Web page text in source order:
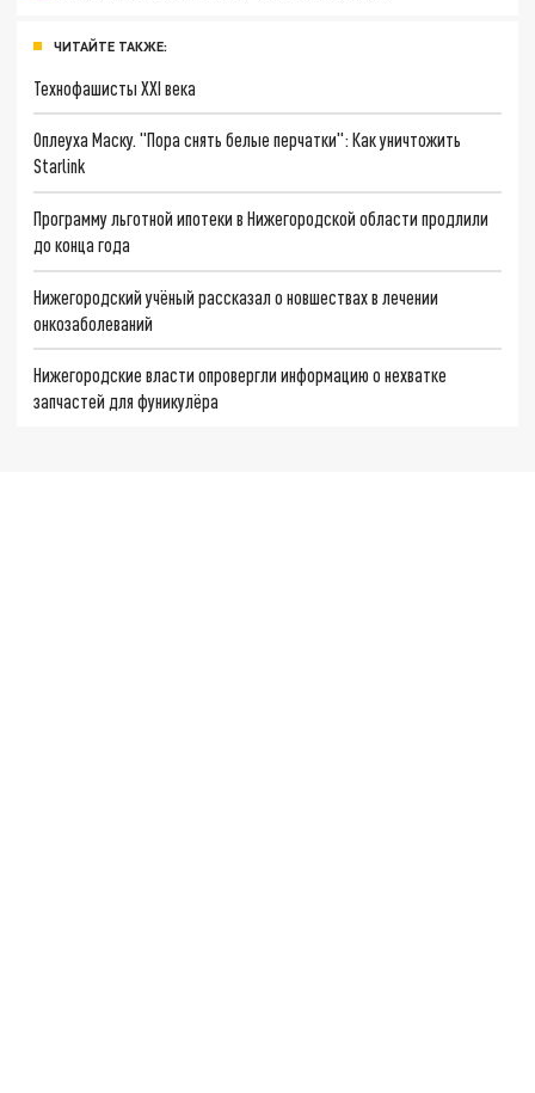
ЧИТАЙТЕ ТАКЖЕ:
Технофашисты XXI века
Оплеуха Маску. "Пора снять белые перчатки": Как уничтожить
Starlink
Программу льготной ипотеки в Нижегородской области продлили
до конца года
Нижегородский учёный рассказал о новшествах в лечении
онкозаболеваний
Нижегородские власти опровергли информацию о нехватке
запчастей для фуникулёра